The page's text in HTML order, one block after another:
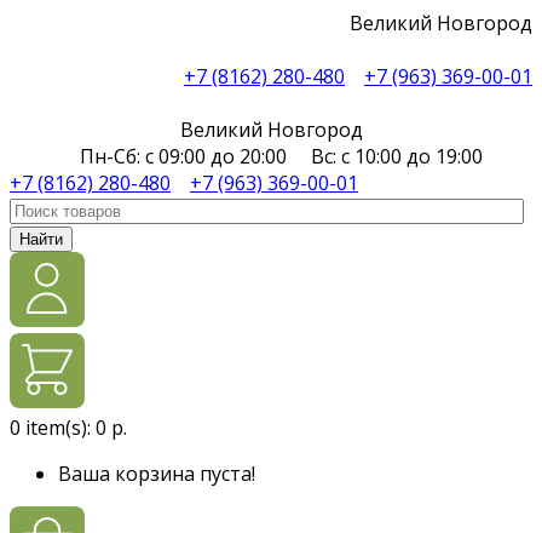
Великий Новгород
+7 (8162) 280-480
+7 (963) 369-00-01
Великий Новгород
Пн-Сб: с 09:00 до 20:00 Вс: с 10:00 до 19:00
+7 (8162) 280-480
+7 (963) 369-00-01
Найти
0 item(s): 0 р.
Ваша корзина пуста!